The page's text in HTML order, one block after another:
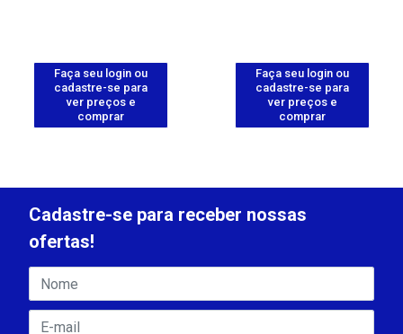
Faça seu login ou
cadastre-se para
ver preços e
comprar
Faça seu login ou
cadastre-se para
ver preços e
comprar
Cadastre-se para receber nossas
ofertas!